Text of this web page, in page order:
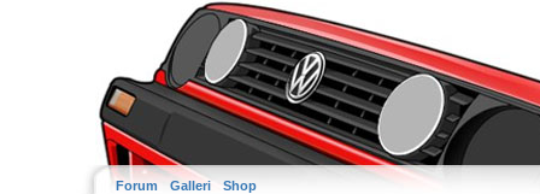
Forum Galleri Shop